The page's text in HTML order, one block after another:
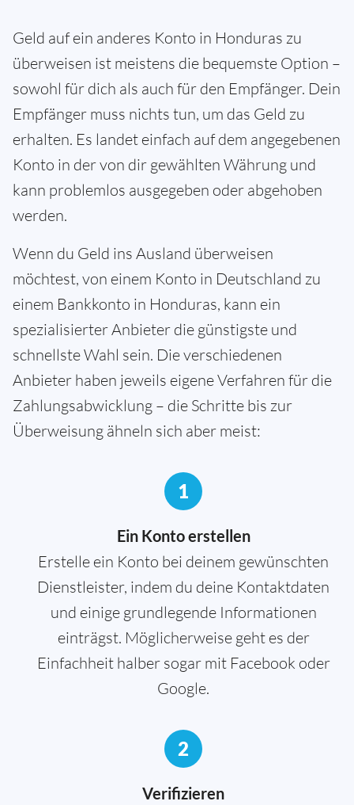
Geld auf ein anderes Konto in Honduras zu
überweisen ist meistens die bequemste Option –
sowohl für dich als auch für den Empfänger. Dein
Empfänger muss nichts tun, um das Geld zu
erhalten. Es landet einfach auf dem angegebenen
Konto in der von dir gewählten Währung und
kann problemlos ausgegeben oder abgehoben
werden.
Wenn du Geld ins Ausland überweisen
möchtest, von einem Konto in Deutschland zu
einem Bankkonto in Honduras, kann ein
spezialisierter Anbieter die günstigste und
schnellste Wahl sein. Die verschiedenen
Anbieter haben jeweils eigene Verfahren für die
Zahlungsabwicklung – die Schritte bis zur
Überweisung ähneln sich aber meist:
1
Ein Konto erstellen
Erstelle ein Konto bei deinem gewünschten
Dienstleister, indem du deine Kontaktdaten
und einige grundlegende Informationen
einträgst. Möglicherweise geht es der
Einfachheit halber sogar mit Facebook oder
Google.
2
Verifizieren